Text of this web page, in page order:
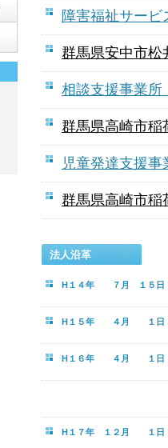
障害福祉サー
群馬県安中市松
相談支援事業所
群馬県高崎市稲
児童発達支援
群馬県高崎市稲
法人沿革
H１４年 ７月 １５日
H１５年 ４月 １日
H１６年 ４月 １日
H１７年 １２月 １日